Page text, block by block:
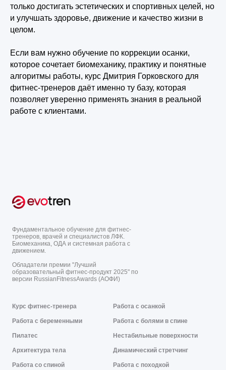
только достигать эстетических и спортивных целей, но
и улучшать здоровье, движение и качество жизни в
целом.
Если вам нужно обучение по коррекции осанки,
которое сочетает биомеханику, практику и понятные
алгоритмы работы, курс Дмитрия Горковского для
фитнес-тренеров даёт именно ту базу, которая
позволяет уверенно применять знания в реальной
работе с клиентами.
Фундаментальное обучение для фитнес-
тренеров, врачей и специалистов ЛФК.
Биомеханика, ОДА и системная работа с
движением.
Обладатели премии "Лучший
образовательный фитнес-продукт 2025" по
версии RussianFitnessAwards (АОФИ)
Курс фитнес-тренера
Работа с беременными
Пилатес
Архитектура тела
Работа со спиной
Работа с осанкой
Работа с болями в спине
Нестабильные поверхности
Динамический стретчинг
Работа с походкой